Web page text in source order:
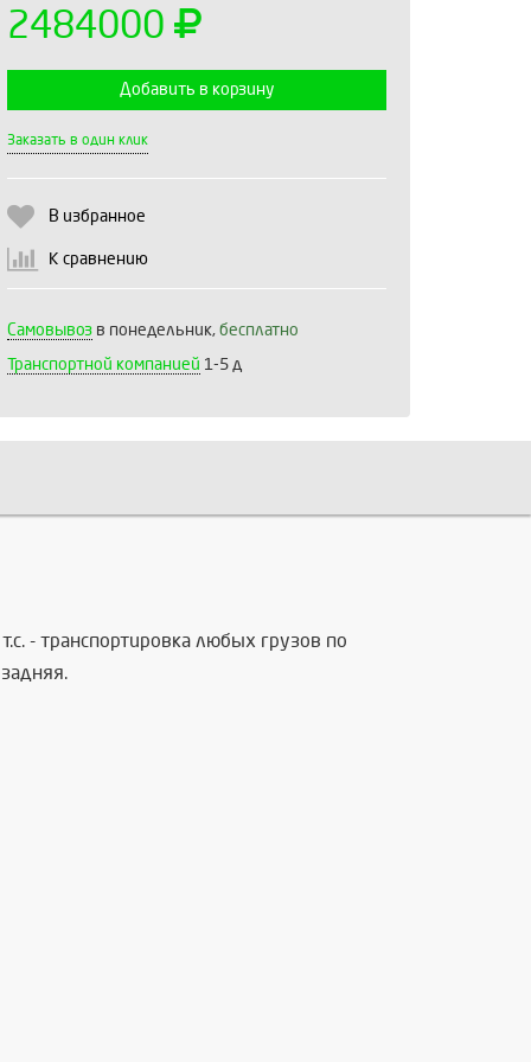
2484000
Добавить в корзину
Заказать в один клик
В избранное
К сравнению
Самовывоз в понедельник, бесплатно
Транспортной компанией 1-5 д
- транспортировка любых грузов по